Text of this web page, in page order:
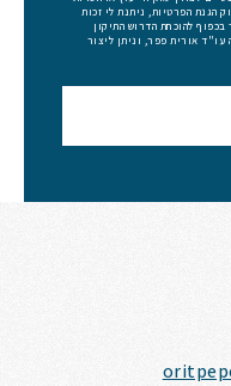
הובהר לי כי בהתאם לסעיפים 13 ו-14 לחוק הגנת הפרטיות, ניתנת לי זכות
להוכחת הדרוש התיקון
אורית פפר, וניתן ליצור